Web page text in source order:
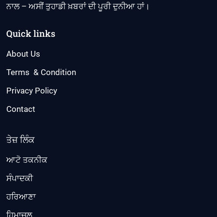
ਨਾਲ – ਅਸੀਂ ਤੁਹਾਡੀ ਖ਼ਬਰਾਂ ਦੀ ਪੂਰੀ ਦੁਨੀਆ ਹਾਂ।
Quick links
About Us
Terms & Condition
Privacy Policy
Contact
ਤੇਜ਼ ਲਿੰਕ
ਆਟੋ ਤਕਨੀਕ
ਸੰਪਾਦਕੀ
ਹਰਿਆਣਾ
ਹਿਮਾਚਲ